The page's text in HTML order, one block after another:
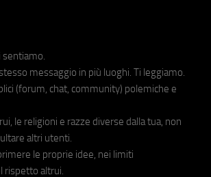
sentiamo.
messaggio in più luoghi. Ti leggiamo.
(forum, chat, community) polemiche e
le religioni e razze diverse dalla tua, non
altri utenti.
le proprie idee, nei limiti
rispetto altrui.